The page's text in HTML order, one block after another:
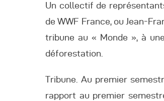
Un collectif de
de WWF France, ou Jean-
tribune au « Monde », à
déforestation.
Tribune. Au premier
rapport au premier